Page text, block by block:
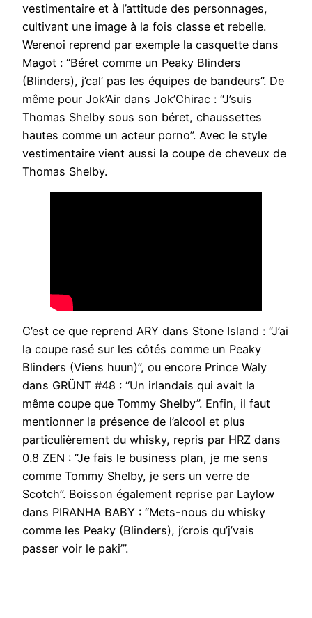
vestimentaire et à l’attitude des personnages,
cultivant une image à la fois classe et rebelle.
Werenoi reprend par exemple la casquette dans
Magot : “Béret comme un Peaky Blinders
(Blinders), j’cal’ pas les équipes de bandeurs”. De
même pour Jok’Air dans Jok’Chirac : “J’suis
Thomas Shelby sous son béret, chaussettes
hautes comme un acteur porno”. Avec le style
vestimentaire vient aussi la coupe de cheveux de
Thomas Shelby.
C’est ce que reprend ARY dans Stone Island : “J’ai
la coupe rasé sur les côtés comme un Peaky
Blinders (Viens huun)”, ou encore Prince Waly
dans GRÜNT #48 : “Un irlandais qui avait la
même coupe que Tommy Shelby”. Enfin, il faut
mentionner la présence de l’alcool et plus
particulièrement du whisky, repris par HRZ dans
0.8 ZEN : “Je fais le business plan, je me sens
comme Tommy Shelby, je sers un verre de
Scotch”. Boisson également reprise par Laylow
dans PIRANHA BABY : “Mets-nous du whisky
comme les Peaky (Blinders), j’crois qu’j’vais
passer voir le paki’”.